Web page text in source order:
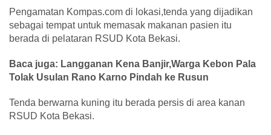
Pengamatan Kompas.com di lokasi,tenda yang dijadikan
sebagai tempat untuk memasak makanan pasien itu
berada di pelataran RSUD Kota Bekasi.
Baca juga: Langganan Kena Banjir,Warga Kebon Pala
Tolak Usulan Rano Karno Pindah ke Rusun
Tenda berwarna kuning itu berada persis di area kanan
RSUD Kota Bekasi.